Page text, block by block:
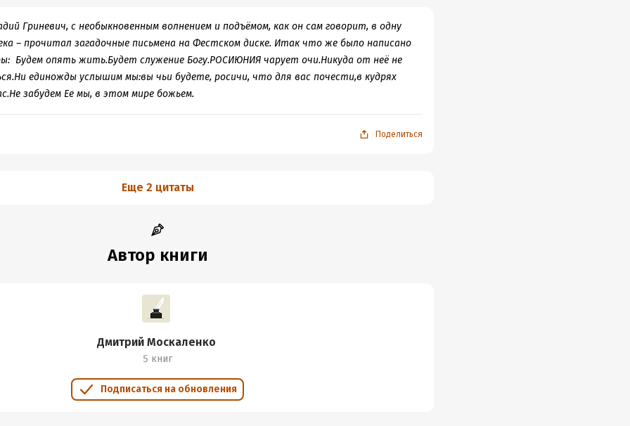
Гриневич, с необыкновенным волнением и подъёмом, как он сам говорит, в одну
– прочитал загадочные письмена на Фестском диске. Итак что же было написано
Будем опять жить.Будет служение Богу.РОСИЮНИЯ чарует очи.Никуда от неё не
единожды услышим мы:вы чьи будете, росичи, что для вас почести,в кудрях
забудем Ее мы, в этом мире божьем.
Поделиться
Еще 2 цитаты
Автор книги
Дмитрий Москаленко
5 книг
Подписаться на обновления